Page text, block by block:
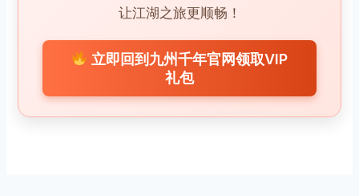
让江湖之旅更顺畅！
立即回到九州千年官网领取VIP
礼包